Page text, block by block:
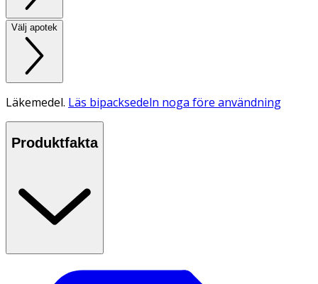
Välj apotek
Läkemedel. Läs bipacksedeln noga före användning
Produktfakta